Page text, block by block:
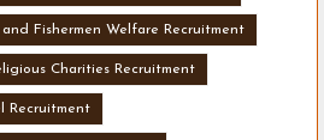
Fishermen Welfare Recruitment
Charities Recruitment
Recruitment